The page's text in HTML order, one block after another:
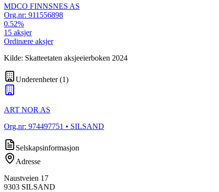
MDCO FINNSNES AS
Org.nr: 911556898
0.52%
15 aksjer
Ordinære aksjer
Kilde: Skatteetaten aksjeeierboken 2024
Underenheter(1)
ART NOR AS
Org.nr: 974497751 • SILSAND
Selskapsinformasjon
Adresse
Naustveien 17
9303 SILSAND